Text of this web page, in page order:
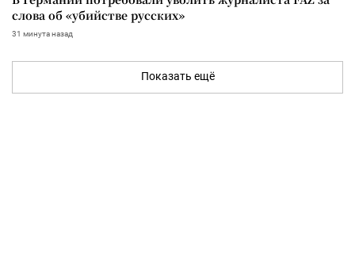
слова об «убийстве русских»
31 минута назад
Показать ещё